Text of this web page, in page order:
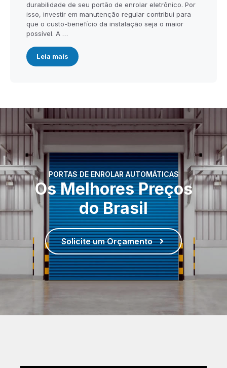
durabilidade de seu portão de enrolar eletrônico. Por
isso, investir em manutenção regular contribui para
que o custo-benefício da instalação seja o maior
possível. A …
Leia mais
PORTAS DE ENROLAR AUTOMÁTICAS
Os Melhores Preços
do Brasil
Solicite um Orçamento